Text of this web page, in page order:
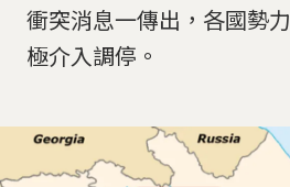
衝突消息一傳出，各國勢
極介入調停。